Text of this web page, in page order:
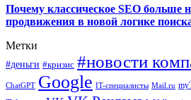
Почему классическое SEO больше
продвижения в новой логике
Метки
#деньги #кризис #новости
ChatGPT Google IT-специалисты Mail.ru